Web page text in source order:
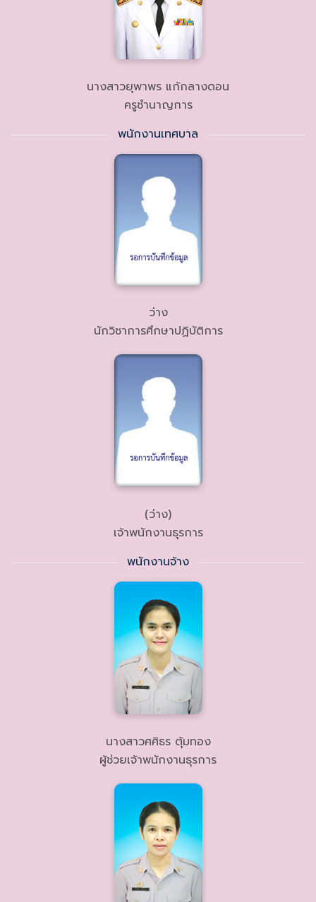
นางสาวยุพาพร แก้กลางดอน
ครูชำนาญการ
พนักงานเทศบาล
ว่าง
นักวิชาการศึกษาปฏิบัติการ
(ว่าง)
เจ้าพนักงานธุรการ
พนักงานจ้าง
นางสาวศศิธร ตุ้มทอง
ผู้ช่วยเจ้าพนักงานธุรการ